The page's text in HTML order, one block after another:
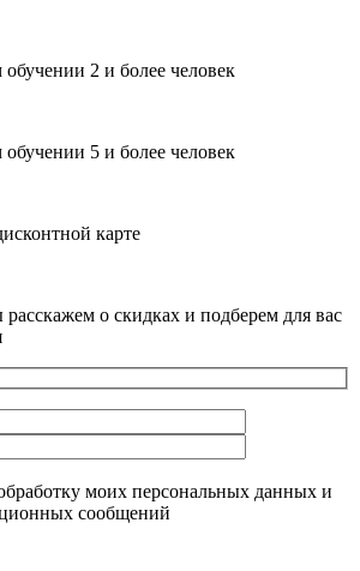
2 и более человек
5 и более человек
карте
расскажем о скидках и подберем для вас
моих персональных данных и
сообщений